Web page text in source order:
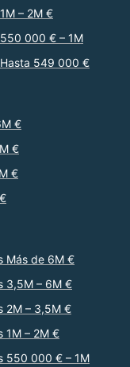
– 2M €
000 € – 1M
549 000 €
€
€
€
Más de 6M €
3,5M – 6M €
2M – 3,5M €
1M – 2M €
550 000 € – 1M